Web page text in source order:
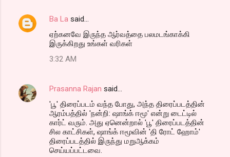
Ba La said…
ஏற்கனவே இருந்த ஆர்வத்தை பலமடங்காக்கி
இருக்கிறது உங்கள் வரிகள்
3:32 AM
Prasanna Rajan said…
'பூ' திரைப்படம் வந்த போது, அந்த திரைப்படத்தின்
ஆரம்பத்தில் 'நன்றி: ஷாங்க் ஈமூ' என்று டைட்டில்
கார்ட் வரும். அது ஏனென்றால் 'பூ' திரைப்படத்தின்
சில காட்சிகள், ஷாங்க் ஈமூவின் 'தி ரோட் ஹோம்'
திரைப்படத்தில் இருந்து மறுஆக்கம்
செய்யப்பட்டவை.